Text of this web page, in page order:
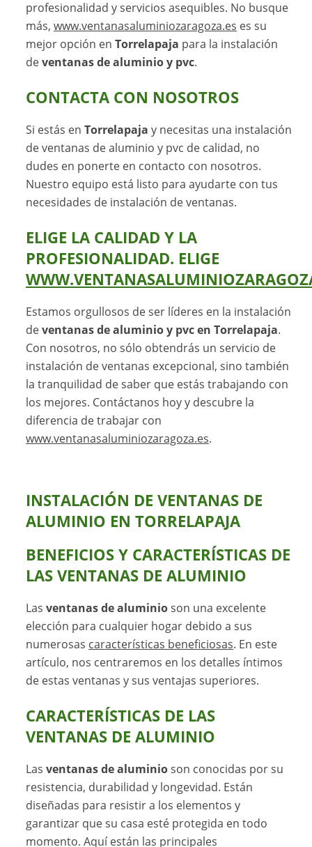
profesionalidad y servicios asequibles. No busque
más,www.ventanasaluminiozaragoza.es es su
mejor opción enTorrelapaja para la instalación
deventanas de aluminio y pvc.
CONTACTA CON NOSOTROS
Si estás enTorrelapaja y necesitas una instalación
de ventanas de aluminio y pvc de calidad, no
dudes en ponerte en contacto con nosotros.
Nuestro equipo está listo para ayudarte con tus
necesidades de instalación de ventanas.
ELIGE LA CALIDAD Y LA
PROFESIONALIDAD. ELIGE
Estamos orgullosos de ser líderes en la instalación
deventanas de aluminio y pvc en Torrelapaja.
Con nosotros, no sólo obtendrás un servicio de
instalación de ventanas excepcional, sino también
la tranquilidad de saber que estás trabajando con
los mejores. Contáctanos hoy y descubre la
diferencia de trabajar con
www.ventanasaluminiozaragoza.es.
INSTALACIÓN DE VENTANAS DE
ALUMINIO EN TORRELAPAJA
BENEFICIOS Y CARACTERÍSTICAS DE
LAS VENTANAS DE ALUMINIO
Lasventanas de aluminioson una excelente
elección para cualquier hogar debido a sus
numerosas características beneficiosas. En este
artículo, nos centraremos en los detalles íntimos
de estas ventanas y sus ventajas superiores.
CARACTERÍSTICAS DE LAS
VENTANAS DE ALUMINIO
Lasventanas de aluminioson conocidas por su
resistencia, durabilidad y longevidad. Están
diseñadas para resistir a los elementos y
garantizar que su casa esté protegida en todo
momento. Aquí están las principales